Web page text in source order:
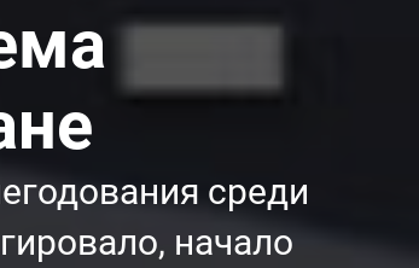
среди
начало